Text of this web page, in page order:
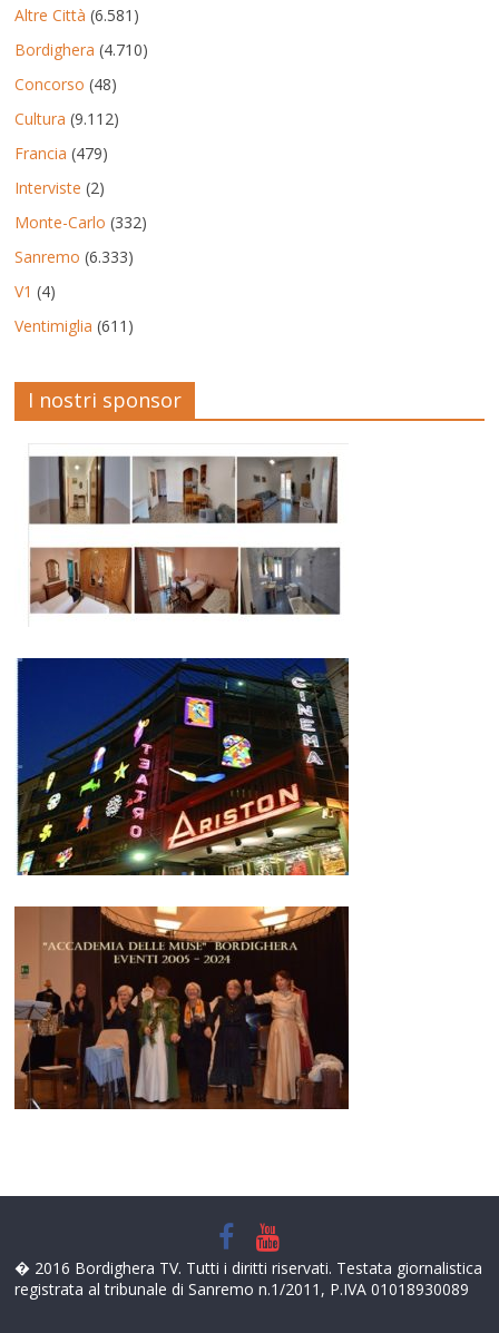
Altre Città (6.581)
Bordighera (4.710)
Concorso (48)
Cultura (9.112)
Francia (479)
Interviste (2)
Monte-Carlo (332)
Sanremo (6.333)
V1 (4)
Ventimiglia (611)
I nostri sponsor
� 2016 Bordighera TV. Tutti i diritti riservati. Testata giornalistica
registrata al tribunale di Sanremo n.1/2011, P.IVA 01018930089